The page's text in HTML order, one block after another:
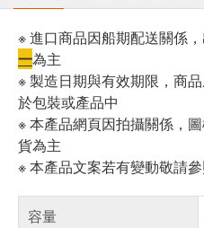
※ 進口商品因船期配送關係
一為主
※ 製造日期與有效期限，商
於包裝或產品中
※ 本產品網頁因拍攝關係，
貨為主
※ 本產品文案若有變動敬請
容量